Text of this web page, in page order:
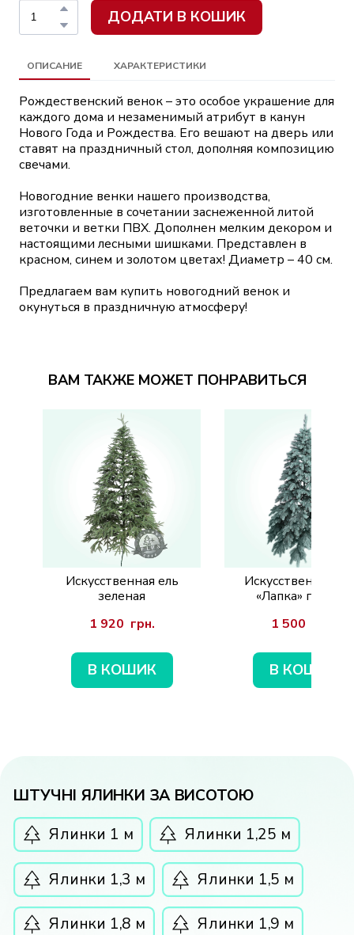
ДОДАТИ В КОШИК
ОПИСАНИЕ ХАРАКТЕРИСТИКИ
Рождественский венок – это особое украшение для
каждого дома и незаменимый атрибут в канун
Нового Года и Рождества. Его вешают на дверь или
ставят на праздничный стол, дополняя композицию
свечами.
Новогодние венки нашего производства,
изготовленные в сочетании заснеженной литой
веточки и ветки ПВХ. Дополнен мелким декором и
настоящими лесными шишками. Представлен в
красном, синем и золотом цветах! Диаметр – 40 см.
Предлагаем вам купить новогодний венок и
окунуться в праздничную атмосферу!
ВАМ ТАКЖЕ МОЖЕТ ПОНРАВИТЬСЯ
Искусственная ель
зеленая
1 920  грн.
В КОШИК
Искусственная
«Лапка» голубая
1 500  грн.
В КОШИК
Ялинки 1,9 м
Ялинки 1,8 м
Ялинки 1,5 м
Ялинки 1,3 м
Ялинки 1,25 м
Ялинки 1 м
ШТУЧНІ ЯЛИНКИ ЗА ВИСОТОЮ